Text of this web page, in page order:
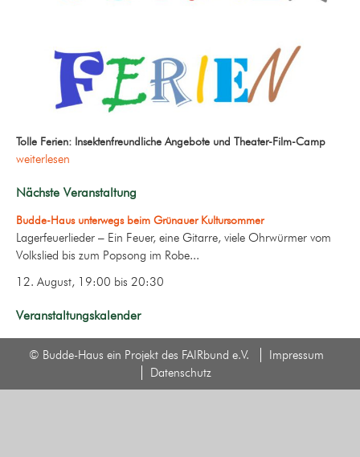
Tolle Ferien: Insektenfreundliche Angebote und Theater-Film-Camp
weiterlesen
Nächste Veranstaltung
Budde-Haus unterwegs beim Grünauer Kultursommer
Lagerfeuerlieder – Ein Feuer, eine Gitarre, viele Ohrwürmer vom
Volkslied bis zum Popsong im Robe...
12. August, 19:00 bis 20:30
Veranstaltungskalender
© Budde-Haus ein Projekt des FAIRbund e.V.
Impressum
Datenschutz